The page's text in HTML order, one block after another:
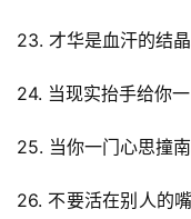
23. 才华是血汗的结
24. 当现实抬手给你
25. 当你一门心思撞
26. 不要活在别人的